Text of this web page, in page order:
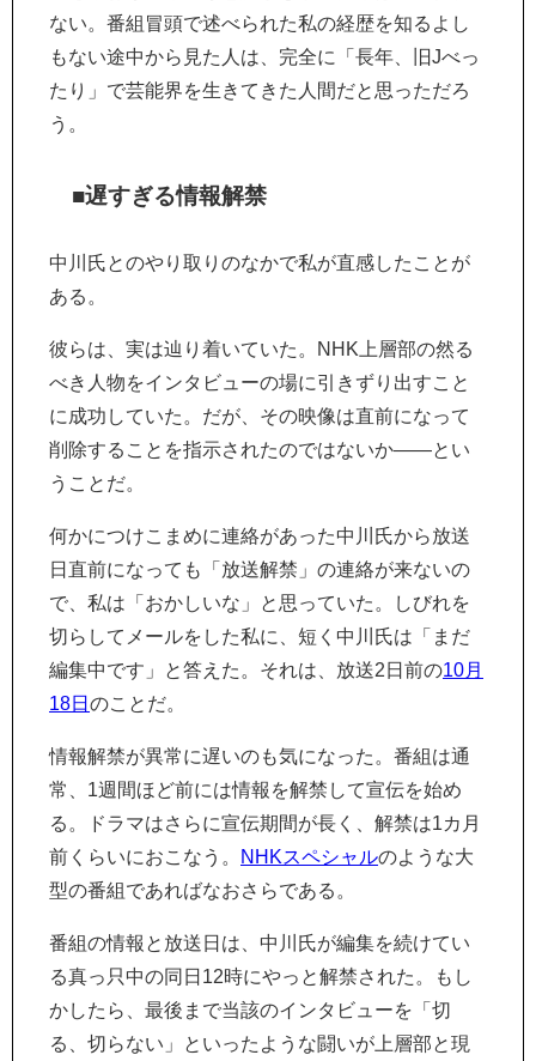
ない。番組冒頭で述べられた私の経歴を知るよし
もない途中から見た人は、完全に「長年、旧Jべっ
たり」で芸能界を生きてきた人間だと思っただろ
う。
■遅すぎる情報解禁
中川氏とのやり取りのなかで私が直感したことが
ある。
彼らは、実は辿り着いていた。NHK上層部の然る
べき人物をインタビューの場に引きずり出すこと
に成功していた。だが、その映像は直前になって
削除することを指示されたのではないか――とい
うことだ。
何かにつけこまめに連絡があった中川氏から放送
日直前になっても「放送解禁」の連絡が来ないの
で、私は「おかしいな」と思っていた。しびれを
切らしてメールをした私に、短く中川氏は「まだ
編集中です」と答えた。それは、放送2日前の10月
18日のことだ。
情報解禁が異常に遅いのも気になった。番組は通
常、1週間ほど前には情報を解禁して宣伝を始め
る。ドラマはさらに宣伝期間が長く、解禁は1カ月
前くらいにおこなう。 NHKスペシャルのような大
型の番組であればなおさらである。
番組の情報と放送日は、中川氏が編集を続けてい
る真っ只中の同日12時にやっと解禁された。もし
かしたら、最後まで当該のインタビューを「切
る、切らない」といったような闘いが上層部と現